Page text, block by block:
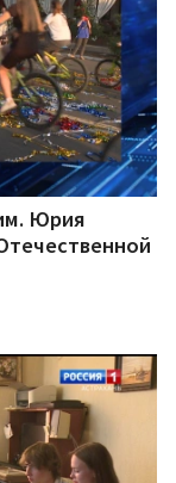
Юрия